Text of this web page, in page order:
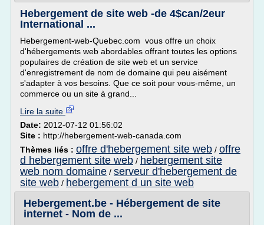
Hebergement de site web -de 4$can/2eur
International ...
Hebergement-web-Quebec.com vous offre un choix
d'hébergements web abordables offrant toutes les options
populaires de création de site web et un service
d'enregistrement de nom de domaine qui peu aisément
s'adapter à vos besoins. Que ce soit pour vous-même, un
commerce ou un site à grand...
Lire la suite
Date: 2012-07-12 01:56:02
Site : http://hebergement-web-canada.com
Thèmes liés : offre d'hebergement site web / offre
d hebergement site web / hebergement site
web nom domaine / serveur d'hebergement de
site web / hebergement d un site web
Hebergement.be - Hébergement de site
internet - Nom de ...